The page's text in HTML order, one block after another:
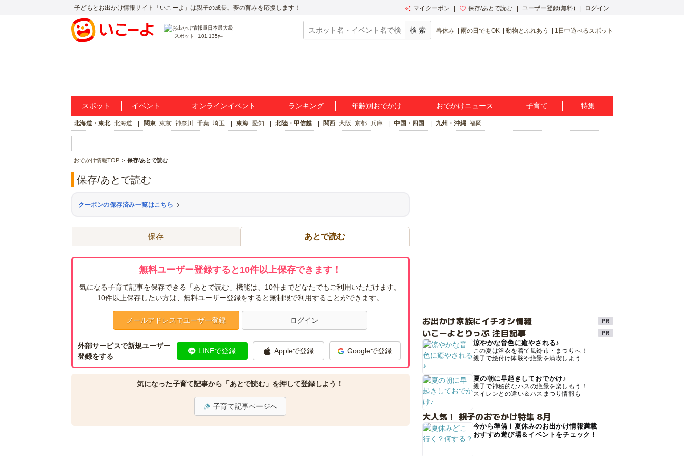
子どもとお出かけ情報サイト「いこーよ」は親子の成長、夢の育みを応援します！ マイクーポン 保存/あとで読む ユーザー登録(無料) ログイン
スポット 101,135件
春休み 雨の日でもOK 動物とふれあう 1日中遊べるスポット
スポット イベント オンラインイベント ランキング 年齢別おでかけ おでかけニュース 子育て 特集
北海道・東北 北海道 関東 東京 神奈川 千葉 埼玉 東海 愛知 北陸・甲信越 関西 大阪 京都 兵庫 中国・四国 九州・沖縄 福岡
おでかけ情報TOP 保存/あとで読む
保存/あとで読む
クーポンの保存済み一覧はこちら
保存 あとで読む
無料ユーザー登録すると10件以上保存できます！
気になる子育て記事を保存できる「あとで読む」機能は、10件までどなたでもご利用いただけます。
10件以上保存したい方は、無料ユーザー登録をすると無制限で利用することができます。
メールアドレスでユーザー登録 ログイン
外部サービスで新規ユーザー
登録をする
LINEで登録 Appleで登録 Googleで登録
気になった子育て記事から「あとで読む」を押して登録しよう！
子育て記事ページへ
お出かけ家族にイチオシ情報
いこーよとりっぷ 注目記事
涼やかな音色に癒やされる♪
この夏は浴衣を着て風鈴市・まつりへ！
親子で絵付け体験や絶景を満喫しよう
夏の朝に早起きしておでかけ♪
親子で神秘的なハスの絶景を楽しもう！
スイレンとの違い＆ハスまつり情報も
大人気！ 親子のおでかけ特集 8月
今から準備！夏休みのお出かけ情報満載
おすすめ遊び場＆イベントをチェック！